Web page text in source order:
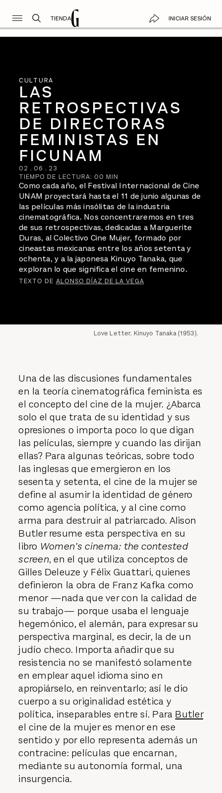
TIENDA INICIAR SESIÓN
CULTURA
LAS
RETROSPECTIVAS
DE DIRECTORAS
FEMINISTAS EN
FICUNAM
02 . 06 . 23
TIEMPO DE LECTURA: 00 MIN
Como cada año, el Festival Internacional de Cine
UNAM proyectará hasta el 11 de junio algunas de
las películas más insólitas de la industria
cinematográfica. Nos concentraremos en tres
de sus retrospectivas, dedicadas a Marguerite
Duras, al Colectivo Cine Mujer, formado por
cineastas mexicanas entre los años setenta y
ochenta, y a la japonesa Kinuyo Tanaka, que
exploran lo que significa el cine en femenino.
TEXTO DE ALONSO DÍAZ DE LA VEGA
Love Letter, Kinuyo Tanaka (1953).
Una de las discusiones fundamentales
en la teoría cinematográfica feminista es
el concepto del cine de la mujer. ¿Abarca
solo el que trata de su identidad y sus
opresiones o importa poco lo que digan
las películas, siempre y cuando las dirijan
ellas? Para algunas teóricas, sobre todo
las inglesas que emergieron en los
sesenta y setenta, el cine de la mujer se
define al asumir la identidad de género
como agencia política, y al cine como
arma para destruir al patriarcado. Alison
Butler resume esta perspectiva en su
libro Women’s cinema: the contested
screen, en el que utiliza conceptos de
Gilles Deleuze y Félix Guattari, quienes
definieron la obra de Franz Kafka como
menor —nada que ver con la calidad de
su trabajo— porque usaba el lenguaje
hegemónico, el alemán, para expresar su
perspectiva marginal, es decir, la de un
judío checo. Importa añadir que su
resistencia no se manifestó solamente
en emplear aquel idioma sino en
apropiárselo, en reinventarlo; así le dio
cuerpo a su originalidad estética y
política, inseparables entre sí. Para Butler
el cine de la mujer es menor en ese
sentido y por ello representa además un
contracine: películas que encarnan,
mediante su autonomía formal, una
insurgencia.